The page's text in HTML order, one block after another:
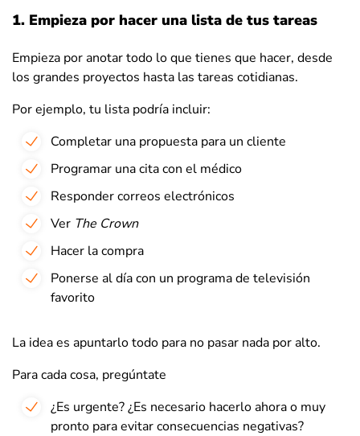
1. Empieza por hacer una lista de tus tareas
Empieza por anotar todo lo que tienes que hacer, desde
los grandes proyectos hasta las tareas cotidianas.
Por ejemplo, tu lista podría incluir:
Completar una propuesta para un cliente
Programar una cita con el médico
Responder correos electrónicos
Ver The Crown
Hacer la compra
Ponerse al día con un programa de televisión
favorito
La idea es apuntarlo todo para no pasar nada por alto.
Para cada cosa, pregúntate
¿Es urgente? ¿Es necesario hacerlo ahora o muy
pronto para evitar consecuencias negativas?